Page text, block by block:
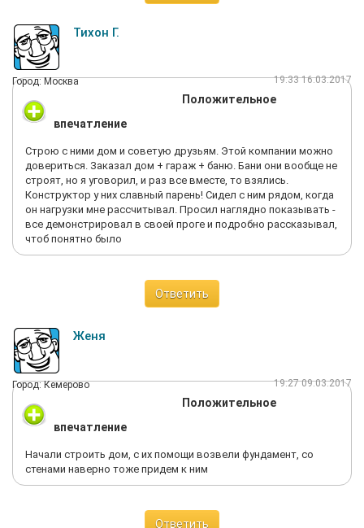
Тихон Г.
Город: Москва 19:33 16.03.2017
Положительное
впечатление
Строю с ними дом и советую друзьям. Этой компании можно
довериться. Заказал дом + гараж + баню. Бани они вообще не
строят, но я уговорил, и раз все вместе, то взялись.
Конструктор у них славный парень! Сидел с ним рядом, когда
он нагрузки мне рассчитывал. Просил наглядно показывать -
все демонстрировал в своей проге и подробно рассказывал,
чтоб понятно было
Ответить
Женя
Город: Кемерово 19:27 09.03.2017
Положительное
впечатление
Начали строить дом, с их помощи возвели фундамент, со
стенами наверно тоже придем к ним
Ответить